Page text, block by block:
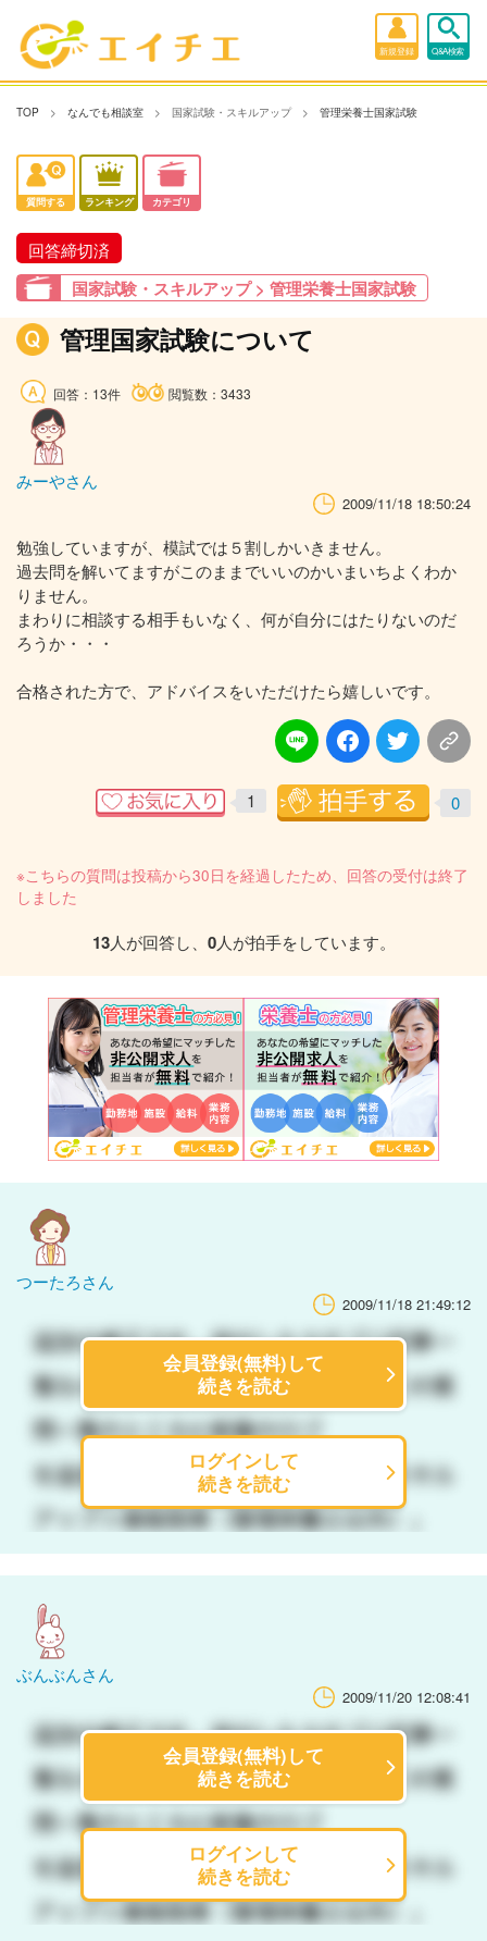
新規登録 Q&A検索
TOP なんでも相談室 国家試験・スキルアップ 管理栄養士国家試験
質問する ランキング カテゴリ
回答締切済
国家試験・スキルアップ > 管理栄養士国家試験
管理国家試験について
回答：13件 閲覧数：3433
みーやさん
2009/11/18 18:50:24
勉強していますが、模試では５割しかいきません。
過去問を解いてますがこのままでいいのかいまいちよくわか
りません。
まわりに相談する相手もいなく、何が自分にはたりないのだ
ろうか・・・
合格された方で、アドバイスをいただけたら嬉しいです。
1 0
※こちらの質問は投稿から30日を経過したため、回答の受付は終了
しました
13人が回答し、 0人が拍手をしています。
つーたろさん
2009/11/18 21:49:12
会員登録(無料)して
続きを読む
ログインして
続きを読む
ぶんぶんさん
2009/11/20 12:08:41
会員登録(無料)して
続きを読む
ログインして
続きを読む